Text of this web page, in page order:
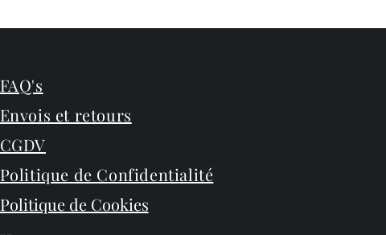
FAQ's
Envois et retours
CGDV
Politique de Confidentialité
Politique de Cookies